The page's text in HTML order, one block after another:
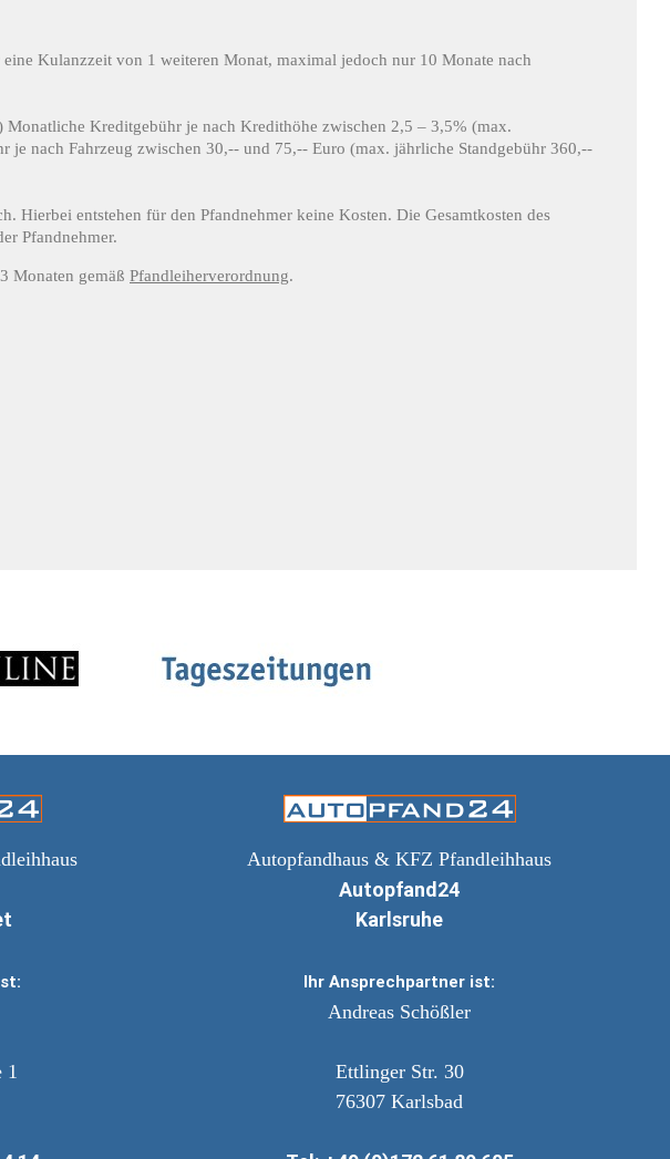
Kulanzzeit von 1 weiteren Monat, maximal jedoch nur 10 Monate nach
Kreditgebühr je nach Kredithöhe zwischen 2,5 – 3,5% (max.
je nach Fahrzeug zwischen 30,-- und 75,-- Euro (max. jährliche Standgebühr 360,--
Hierbei entstehen für den Pfandnehmer keine Kosten. Die Gesamtkosten des
Pfandnehmer.
Monaten gemäß Pfandleiherverordnung.
1
Autopfandhaus & KFZ Pfandleihhaus
Autopfand24
Karlsruhe
Ihr Ansprechpartner ist:
Andreas Schößler
Ettlinger Str. 30
76307 Karlsbad